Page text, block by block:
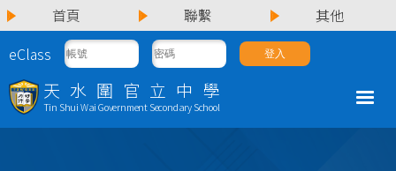
天水圍官立中學
Tin Shui Wai Government Secondary School
首頁 聯繫
其他
eClass